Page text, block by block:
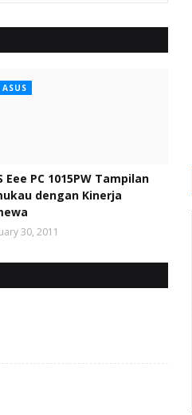
ASUS
Eee PC 1015PW Tampilan
dengan Kinerja
30, 2011